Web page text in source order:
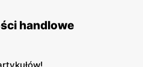
handlowe